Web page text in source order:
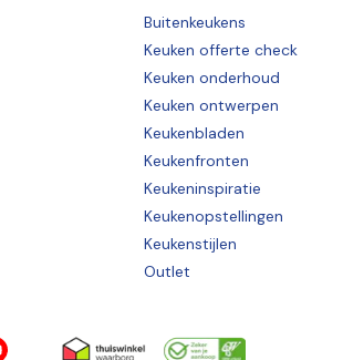
Buitenkeukens
Keuken offerte check
Keuken onderhoud
Keuken ontwerpen
Keukenbladen
Keukenfronten
Keukeninspiratie
Keukenopstellingen
Keukenstijlen
Outlet